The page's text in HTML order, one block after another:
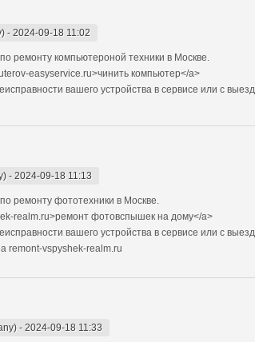
- 2024-09-18 11:02
ремонту компьютероной техники в Москве.
easyservice.ru>чинить компьютер</a>
вашего устройства в сервисе или с
- 2024-09-18 11:13
ремонту фототехники в Москве.
realm.ru>ремонт фотовспышек на дому</a>
вашего устройства в сервисе или с
remont-vspyshek-realm.ru
- 2024-09-18 11:33